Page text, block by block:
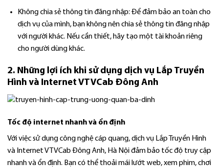
Không chia sẻ thông tin đăng nhập: Để đảm bảo an toàn cho
dịch vụ của mình, bạn không nên chia sẻ thông tin đăng nhập
với người khác. Nếu cần thiết, hãy tạo một tài khoản riêng
cho người dùng khác.
2. Những lợi ích khi sử dụng dịch vụ Lắp Truyền
Hình và Internet VTVCab Đông Anh
Tốc độ internet nhanh và ổn định
Với việc sử dụng công nghệ cáp quang, dịch vụ Lắp Truyền Hình
và Internet VTVCab Đông Anh, Hà Nội đảm bảo tốc độ truy cập
nhanh và ổn định. Bạn có thể thoải mái lướt web, xem phim, chơi